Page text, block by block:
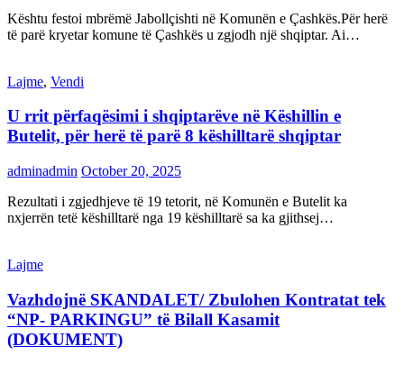
Kështu festoi mbrëmë Jabollçishti në Komunën e Çashkës.Për herë
të parë kryetar komune të Çashkës u zgjodh një shqiptar. Ai…
Lajme, Vendi
U rrit përfaqësimi i shqiptarëve në Këshillin e
Butelit, për herë të parë 8 këshilltarë shqiptar
adminadmin October 20, 2025
Rezultati i zgjedhjeve të 19 tetorit, në Komunën e Butelit ka
nxjerrën tetë këshilltarë nga 19 këshilltarë sa ka gjithsej…
Lajme
Vazhdojnë SKANDALET/ Zbulohen Kontratat tek
“NP- PARKINGU” të Bilall Kasamit
(DOKUMENT)